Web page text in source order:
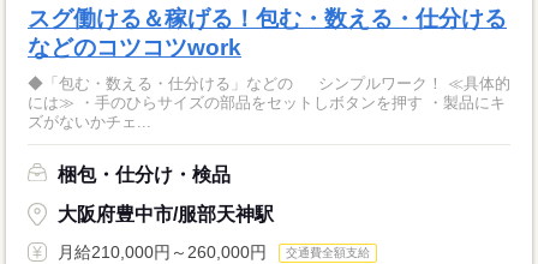
スグ働ける＆稼げる！包む・数える・仕分ける
などのコツコツwork
◆「包む・数える・仕分ける」などの シンプルワーク！ ≪具体的
には≫ ・手のひらサイズの部品をセットしボタンを押す ・製品にキ
ズがないかチェ...
梱包・仕分け・検品
大阪府豊中市/服部天神駅
月給210,000円～260,000円 交通費全額支給